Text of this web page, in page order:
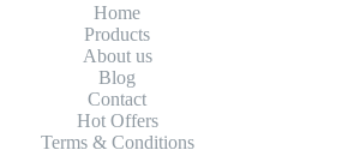
Home
Products
About us
Blog
Contact
Hot Offers
Terms & Conditions